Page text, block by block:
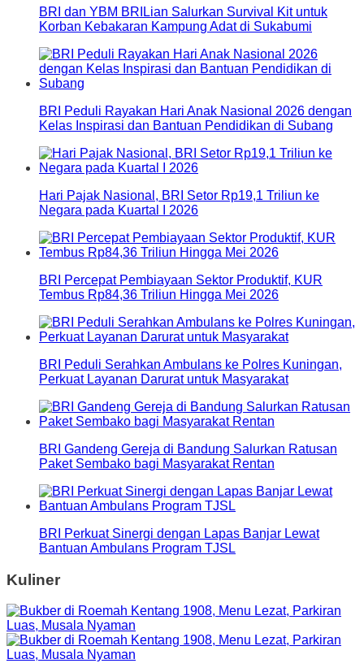
BRI dan YBM BRILian Salurkan Survival Kit untuk
Korban Kebakaran Kampung Adat di Sukabumi
BRI Peduli Rayakan Hari Anak Nasional 2026 dengan
Kelas Inspirasi dan Bantuan Pendidikan di Subang
Hari Pajak Nasional, BRI Setor Rp19,1 Triliun ke
Negara pada Kuartal I 2026
BRI Percepat Pembiayaan Sektor Produktif, KUR
Tembus Rp84,36 Triliun Hingga Mei 2026
BRI Peduli Serahkan Ambulans ke Polres Kuningan,
Perkuat Layanan Darurat untuk Masyarakat
BRI Gandeng Gereja di Bandung Salurkan Ratusan
Paket Sembako bagi Masyarakat Rentan
BRI Perkuat Sinergi dengan Lapas Banjar Lewat
Bantuan Ambulans Program TJSL
Kuliner